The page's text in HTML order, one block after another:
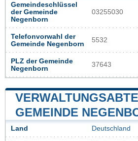
Gemeindeschlüssel
der Gemeinde
Negenborn
03255030
Telefonvorwahl der
Gemeinde Negenborn
5532
PLZ der Gemeinde
Negenborn
37643
GEMEINDE
Land Deutschland